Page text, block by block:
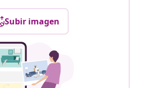
Subir imagen